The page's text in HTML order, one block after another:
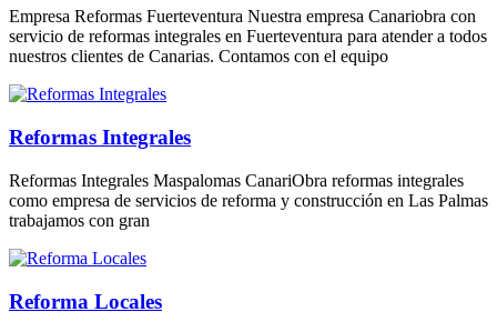
Empresa Reformas Fuerteventura Nuestra empresa Canariobra con
servicio de reformas integrales en Fuerteventura para atender a todos
nuestros clientes de Canarias. Contamos con el equipo
Reformas Integrales
Reformas Integrales Maspalomas CanariObra reformas integrales
como empresa de servicios de reforma y construcción en Las Palmas
trabajamos con gran
Reforma Locales